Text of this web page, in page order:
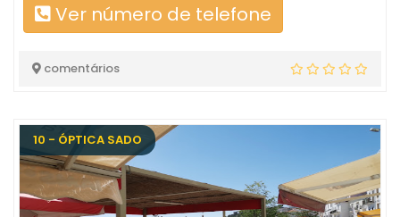
Ver número de telefone
comentários
10 - ÓPTICA SADO